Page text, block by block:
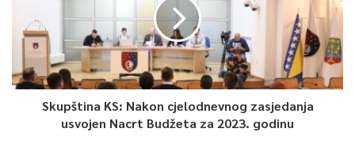
Skupština KS: Nakon cjelodnevnog zasjedanja
usvojen Nacrt Budžeta za 2023. godinu